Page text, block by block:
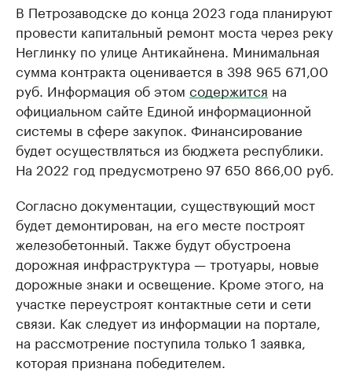
В Петрозаводске до конца 2023 года планируют
провести капитальный ремонт моста через реку
Неглинку по улице Антикайнена. Минимальная
сумма контракта оценивается в 398 965 671,00
руб. Информация об этом содержится на
официальном сайте Единой информационной
системы в сфере закупок. Финансирование
будет осуществляться из бюджета республики.
На 2022 год предусмотрено 97 650 866,00 руб.
Согласно документации, существующий мост
будет демонтирован, на его месте построят
железобетонный. Также будут обустроена
дорожная инфраструктура — тротуары, новые
дорожные знаки и освещение. Кроме этого, на
участке переустроят контактные сети и сети
связи. Как следует из информации на портале,
на рассмотрение поступила только 1 заявка,
которая признана победителем.